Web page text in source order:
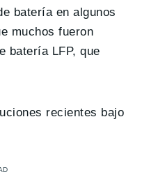
batería en algunos
muchos fueron
batería LFP, que
recientes bajo